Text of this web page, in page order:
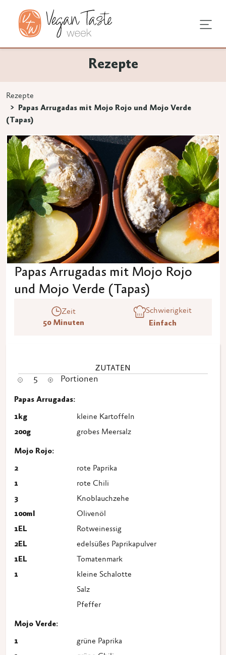
Zeichen eingeben.
Rezepte
Rezepte
Papas Arrugadas mit Mojo Rojo und Mojo Verde
(Tapas)
Papas Arrugadas mit Mojo Rojo
und Mojo Verde (Tapas)
Zeit
50 Minuten
Schwierigkeit
Einfach
ZUTATEN
5 Portionen
Papas Arrugadas:
1kg
kleine Kartoffeln
200g grobes Meersalz
Mojo Rojo:
2
rote Paprika
1
rote Chili
3
Knoblauchzehe
100ml
Olivenöl
1EL
Rotweinessig
2EL
edelsüßes Paprikapulver
1EL
Tomatenmark
1
kleine Schalotte
Salz
Pfeffer
Mojo Verde:
1
grüne Paprika